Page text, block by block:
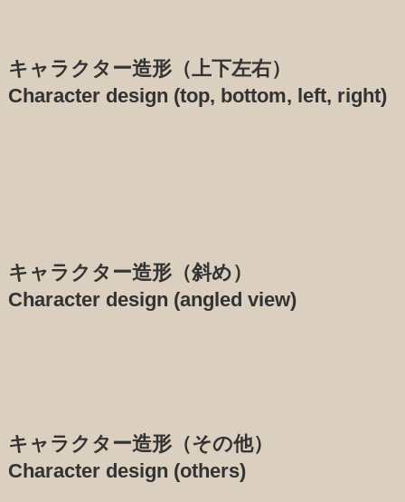
キャラクター造形（上下左右）
Character design (top, bottom, left, right)
キャラクター造形（斜め）
Character design (angled view)
キャラクター造形（その他）
Character design (others)